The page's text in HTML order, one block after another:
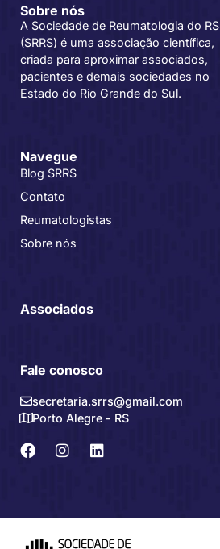
Sobre nós
A Sociedade de Reumatologia do RS
(SRRS) é uma associação científica,
criada para aproximar associados,
pacientes e demais sociedades no
Estado do Rio Grande do Sul.
Navegue
Blog SRRS
Contato
Reumatologistas
Sobre nós
Associados
Fale conosco
secretaria.srrs@gmail.com
Porto Alegre - RS